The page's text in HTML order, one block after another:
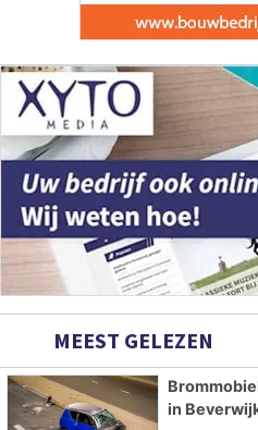
MEEST GELEZEN
in